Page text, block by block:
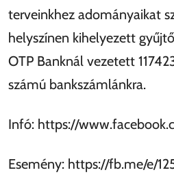
terveinkhez adományaikat
helyszínen kihelyezett
OTP Banknál vezetett
számú bankszámlánkra.
Infó: https://
Esemény: https://fb.me/e/